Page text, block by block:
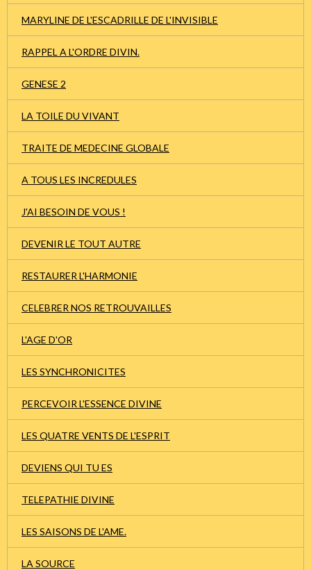
MARYLINE DE L'ESCADRILLE DE L'INVISIBLE
RAPPEL A L'ORDRE DIVIN.
GENESE 2
LA TOILE DU VIVANT
TRAITE DE MEDECINE GLOBALE
A TOUS LES INCREDULES
J'AI BESOIN DE VOUS !
DEVENIR LE TOUT AUTRE
RESTAURER L'HARMONIE
CELEBRER NOS RETROUVAILLES
L'AGE D'OR
LES SYNCHRONICITES
PERCEVOIR L'ESSENCE DIVINE
LES QUATRE VENTS DE L'ESPRIT
DEVIENS QUI TU ES
TELEPATHIE DIVINE
LES SAISONS DE L'AME.
LA SOURCE